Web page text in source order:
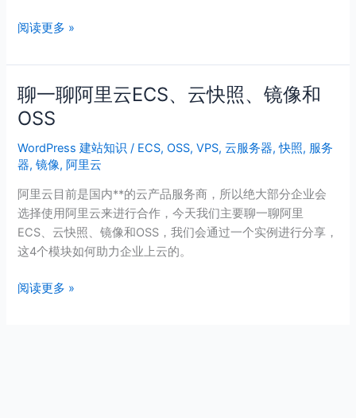
阅读更多 »
聊一聊阿里云ECS、云快照、镜像和
OSS
WordPress 建站知识 / ECS,OSS,VPS,云服务器,快照, 服务
器,镜像, 阿里云
阿里云目前是国内**的云产品服务商，所以绝大部分企业会
选择使用阿里云来进行合作，今天我们主要聊一聊阿里
ECS、云快照、镜像和OSS，我们会通过一个实例进行分享，
这4个模块如何助力企业上云的。
聊
一
聊
阿
里
云
ECS、
云
快
镜
阅读更多 »